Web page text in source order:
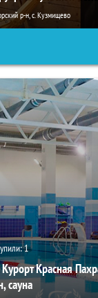
р-н, с. Кузмищево
1
‎Красная
сауна